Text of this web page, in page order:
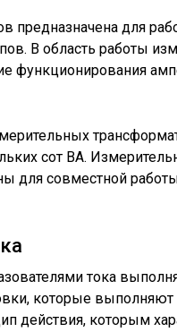
предназначена для
В область работы
функционирования
сот ВА.
для совместной
тока
которые
действия, которым